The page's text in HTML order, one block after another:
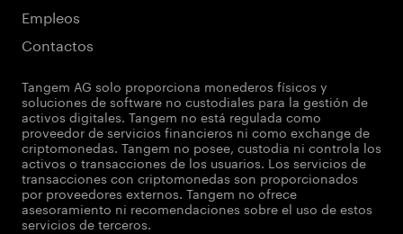
Empleos
Contactos
Tangem AG solo proporciona monederos físicos y
soluciones de software no custodiales para la gestión de
activos digitales. Tangem no está regulada como
proveedor de servicios financieros ni como exchange de
criptomonedas. Tangem no posee, custodia ni controla los
activos o transacciones de los usuarios. Los servicios de
transacciones con criptomonedas son proporcionados
por proveedores externos. Tangem no ofrece
asesoramiento ni recomendaciones sobre el uso de estos
servicios de terceros.